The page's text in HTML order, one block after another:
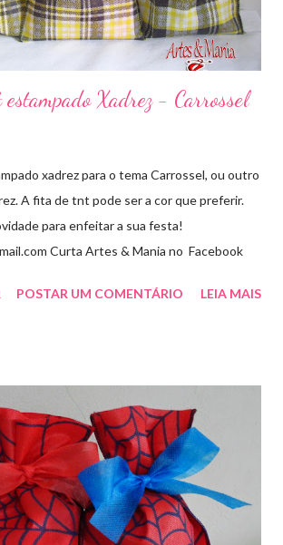
estampado Xadrez - Carrossel
xadrez para o tema Carrossel, ou outro
A fita de tnt pode ser a cor que preferir.
para enfeitar a sua festa!
Curta Artes & Mania no Facebook
POSTAR UM COMENTÁRIO LEIA MAIS